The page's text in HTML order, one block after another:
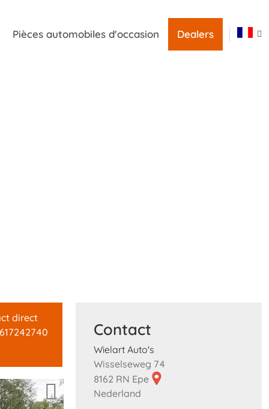
Pièces automobiles d'occasion Dealers
direct
Contact
Wielart Auto's
Wisselseweg 74
8162 RN Epe
Nederland